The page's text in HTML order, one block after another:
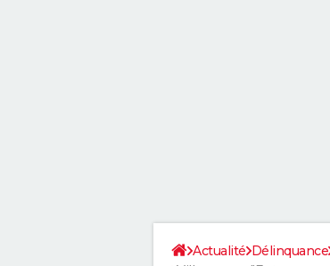
Actualité Délinquance